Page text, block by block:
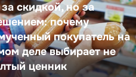
скидкой, но за
почему
покупатель на
деле выбирает не
ценник